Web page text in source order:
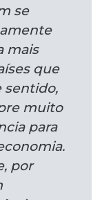
se
mais
que
sentido,
muito
para
por